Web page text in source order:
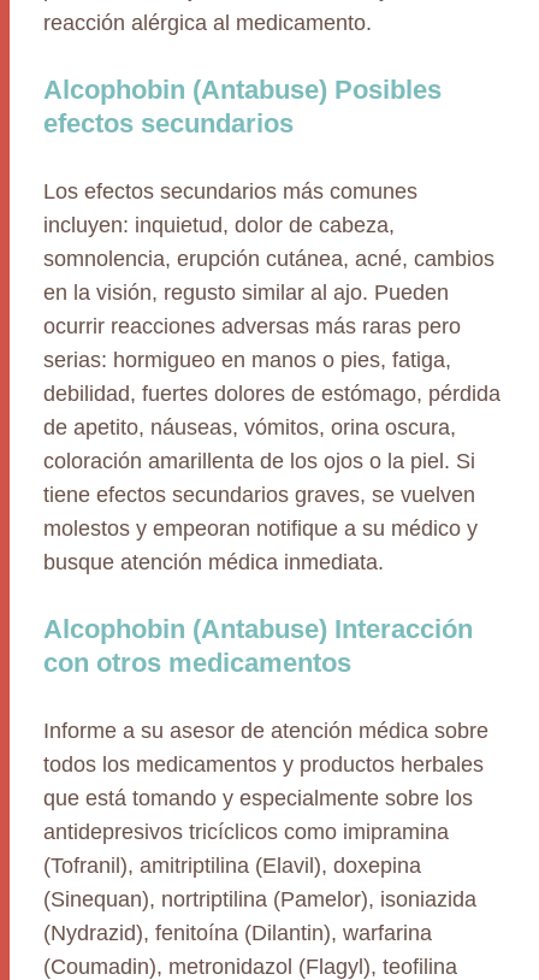
reacción alérgica al medicamento.
Alcophobin (Antabuse) Posibles
efectos secundarios
Los efectos secundarios más comunes
incluyen: inquietud, dolor de cabeza,
somnolencia, erupción cutánea, acné, cambios
en la visión, regusto similar al ajo. Pueden
ocurrir reacciones adversas más raras pero
serias: hormigueo en manos o pies, fatiga,
debilidad, fuertes dolores de estómago, pérdida
de apetito, náuseas, vómitos, orina oscura,
coloración amarillenta de los ojos o la piel. Si
tiene efectos secundarios graves, se vuelven
molestos y empeoran notifique a su médico y
busque atención médica inmediata.
Alcophobin (Antabuse) Interacción
con otros medicamentos
Informe a su asesor de atención médica sobre
todos los medicamentos y productos herbales
que está tomando y especialmente sobre los
antidepresivos tricíclicos como imipramina
(Tofranil), amitriptilina (Elavil), doxepina
(Sinequan), nortriptilina (Pamelor), isoniazida
(Nydrazid), fenitoína (Dilantin), warfarina
(Coumadin), metronidazol (Flagyl), teofilina